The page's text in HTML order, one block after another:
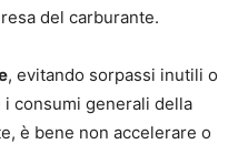
del carburante.
, evitando sorpassi inutili o
consumi generali della
è bene non accelerare o